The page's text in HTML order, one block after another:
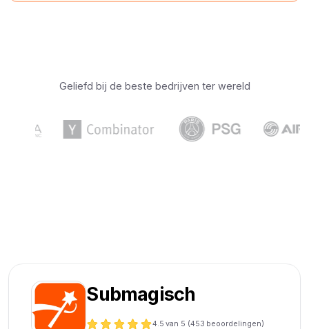
Geliefd bij de beste bedrijven ter wereld
Submagisch
4.5 van 5 (453 beoordelingen)